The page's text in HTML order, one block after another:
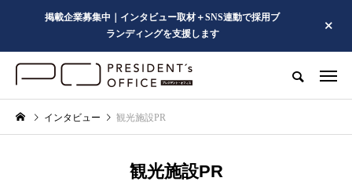
掲載企業募集中｜インタビュー取材＋SNS連動で採用ブ
ランディングを支援します
インタビュー 観光施設PR
観光施設PR